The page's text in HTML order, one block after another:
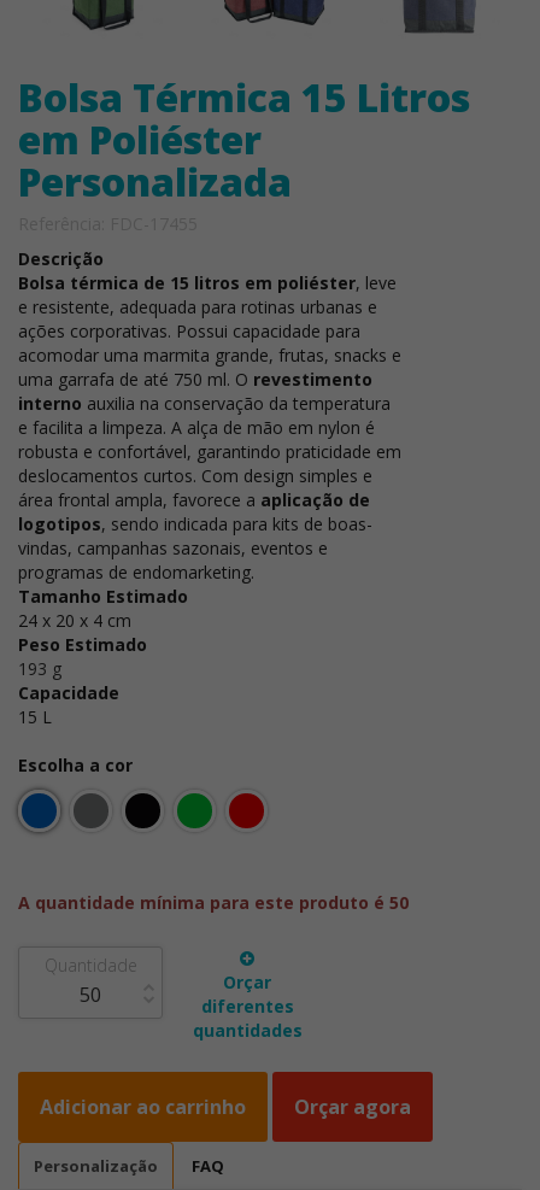
Bolsa Térmica 15 Litros
em Poliéster
Personalizada
Descrição
Bolsa térmica de 15 litros em poliéster, leve
e resistente, adequada para rotinas urbanas e
ações corporativas. Possui capacidade para
acomodar uma marmita grande, frutas, snacks e
uma garrafa de até 750 ml. O revestimento
interno auxilia na conservação da temperatura
e facilita a limpeza. A alça de mão em nylon é
robusta e confortável, garantindo praticidade em
deslocamentos curtos. Com design simples e
área frontal ampla, favorece a aplicação de
logotipos, sendo indicada para kits de boas-
vindas, campanhas sazonais, eventos e
programas de endomarketing.
Tamanho Estimado
24 x 20 x 4 cm
Peso Estimado
193 g
Capacidade
15 L
Escolha a cor
A quantidade mínima para este produto é 50
Quantidade
Orçar
diferentes
quantidades
Adicionar ao carrinho Orçar agora
Personalização FAQ